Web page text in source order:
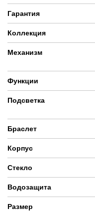
Гарантия
Коллекция
Механизм
Функции
Подсветка
Браслет
Корпус
Стекло
Водозащита
Размер